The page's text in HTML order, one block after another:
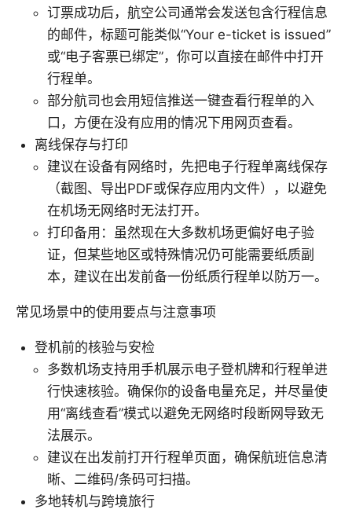
订票成功后，航空公司通常会发送包含行程信息
的邮件，标题可能类似“Your e-ticket is issued”
或“电子客票已绑定”，你可以直接在邮件中打开
行程单。
部分航司也会用短信推送一键查看行程单的入
口，方便在没有应用的情况下用网页查看。
离线保存与打印
建议在设备有网络时，先把电子行程单离线保存
（截图、导出PDF或保存应用内文件），以避免
在机场无网络时无法打开。
打印备用：虽然现在大多数机场更偏好电子验
证，但某些地区或特殊情况仍可能需要纸质副
本，建议在出发前备一份纸质行程单以防万一。
常见场景中的使用要点与注意事项
登机前的核验与安检
多数机场支持用手机展示电子登机牌和行程单进
行快速核验。确保你的设备电量充足，并尽量使
用“离线查看”模式以避免无网络时段断网导致无
法展示。
建议在出发前打开行程单页面，确保航班信息清
晰、二维码/条码可扫描。
多地转机与跨境旅行